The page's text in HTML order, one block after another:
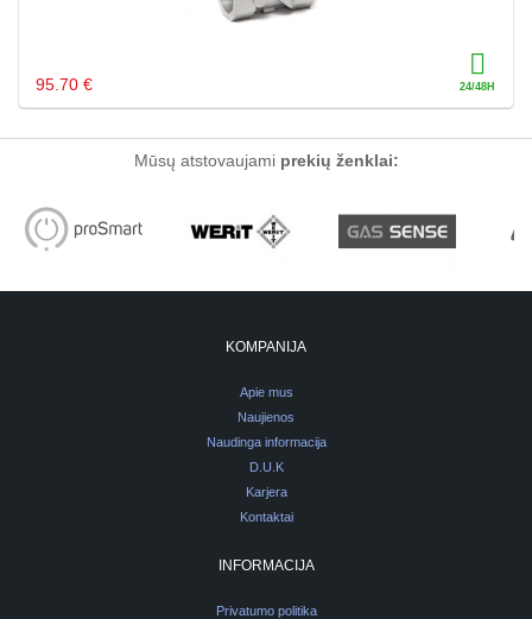
95.70 €
Mūsų atstovaujami prekių ženklai:
KOMPANIJA
Apie mus
Naujienos
Naudinga informacija
D.U.K
Karjera
Kontaktai
INFORMACIJA
Privatumo politika